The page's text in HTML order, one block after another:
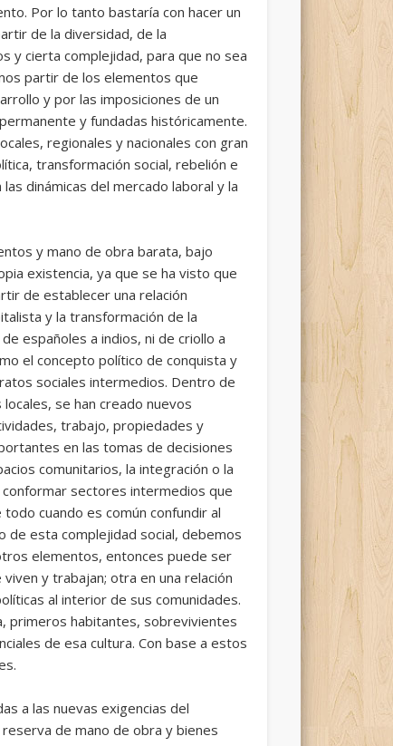
Por lo tanto bastaría con hacer un
de la diversidad, de la
y cierta complejidad, para que no sea
partir de los elementos que
y por las imposiciones de un
y fundadas históricamente.
regionales y nacionales con gran
transformación social, rebelión e
dinámicas del mercado laboral y la
y mano de obra barata, bajo
existencia, ya que se ha visto que
de establecer una relación
y la transformación de la
españoles a indios, ni de criollo a
el concepto político de conquista y
sociales intermedios. Dentro de
se han creado nuevos
trabajo, propiedades y
en las tomas de decisiones
comunitarios, la integración o la
conformar sectores intermedios que
cuando es común confundir al
de esta complejidad social, debemos
elementos, entonces puede ser
y trabajan; otra en una relación
al interior de sus comunidades.
primeros habitantes, sobrevivientes
de esa cultura. Con base a estos
a las nuevas exigencias del
de mano de obra y bienes